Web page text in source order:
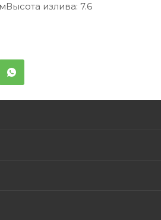
излива: 7.6